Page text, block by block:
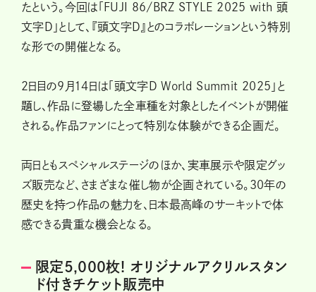
たという。今回は「FUJI 86/BRZ STYLE 2025 with 頭
文字D」として、『頭文字D』とのコラボレーションという特別
な形での開催となる。
2日目の9月14日は「頭文字D World Summit 2025」と
題し、作品に登場した全車種を対象としたイベントが開催
される。作品ファンにとって特別な体験ができる企画だ。
両日ともスペシャルステージのほか、実車展示や限定グッ
ズ販売など、さまざまな催し物が企画されている。30年の
歴史を持つ作品の魅力を、日本最高峰のサーキットで体
感できる貴重な機会となる。
限定5,000枚! オリジナルアクリルスタン
ド付きチケット販売中